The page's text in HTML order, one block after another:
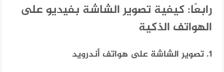
رابعًا: كيفية تصوير الشاشة بفيديو على
الهواتف الذكية
1. تصوير الشاشة على هواتف أندرويد